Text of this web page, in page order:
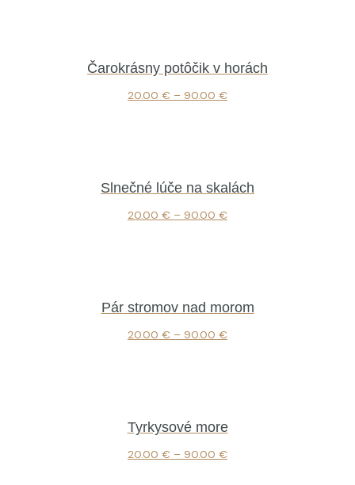
Čarokrásny potôčik v horách
20.00 € – 90.00 €
Slnečné lúče na skalách
20.00 € – 90.00 €
Pár stromov nad morom
20.00 € – 90.00 €
Tyrkysové more
20.00 € – 90.00 €